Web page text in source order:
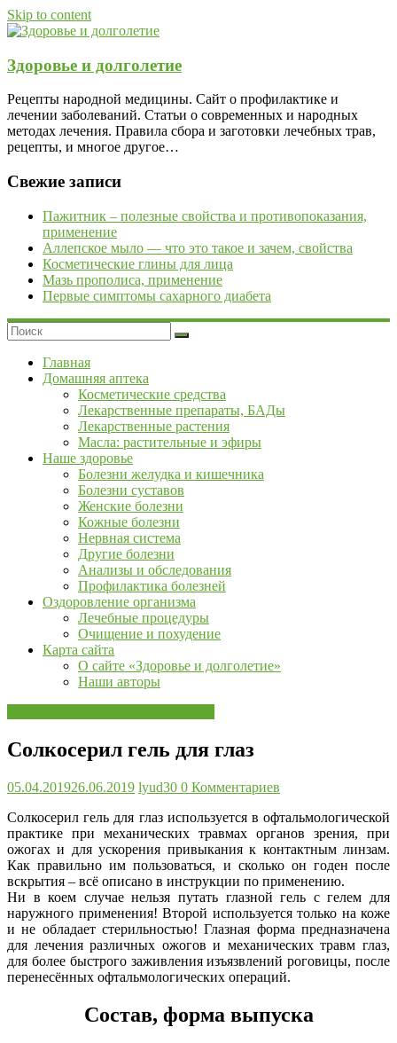
Skip to content
Здоровье и долголетие
Рецепты народной медицины. Сайт о профилактике и
лечении заболеваний. Статьи о современных и народных
методах лечения. Правила сбора и заготовки лечебных трав,
рецепты, и многое другое…
Свежие записи
Пажитник – полезные свойства и противопоказания,
применение
Аллепское мыло — что это такое и зачем, свойства
Косметические глины для лица
Мазь прополиса, применение
Первые симптомы сахарного диабета
Главная
Домашняя аптека
Косметические средства
Лекарственные препараты, БАДы
Лекарственные растения
Масла: растительные и эфиры
Наше здоровье
Болезни желудка и кишечника
Болезни суставов
Женские болезни
Кожные болезни
Нервная система
Другие болезни
Анализы и обследования
Профилактика болезней
Оздоровление организма
Лечебные процедуры
Очищение и похудение
Карта сайта
О сайте «Здоровье и долголетие»
Наши авторы
Солкосерил гель для глаз
05.04.201926.06.2019 lyud30 0 Комментариев
Солкосерил гель для глаз используется в офтальмологической
практике при механических травмах органов зрения, при
ожогах и для ускорения привыкания к контактным линзам.
Как правильно им пользоваться, и сколько он годен после
вскрытия – всё описано в инструкции по применению.
Ни в коем случае нельзя путать глазной гель с гелем для
наружного применения! Второй используется только на коже
и не обладает стерильностью! Глазная форма предназначена
для лечения различных ожогов и механических травм глаз,
для более быстрого заживления изъязвлений роговицы, после
перенесённых офтальмологических операций.
Состав, форма выпуска